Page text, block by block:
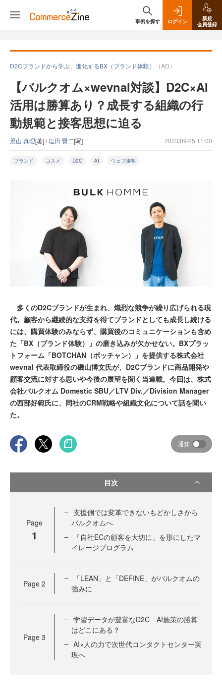
事例を探す ログイン
新規
会員登録
D2Cブランドから学ぶ、進化するBX（ブランド体験） （AD）
【バルクオム×wevnal対談】D2C×AI
活用は勝算あり？成長する組織の行
動規範と接客思想に迫る
景山 真理[著] /塩田 賢二[写] 2023/09/25 11:00
ブランド コスメ D2C AI ウェブ接客
多くのD2Cブランドが生まれ、熾烈な競争が繰り広げられる現
代。顧客から継続的な支持を得てブランドとしても成長し続ける
には、購買体験のみならず、購買後のコミュニケーションも含め
た「BX（ブランド体験）」の磨き込みが欠かせない。BXプラッ
トフォーム「BOTCHAN（ボッチャン）」を提供する株式会社
wevnal 代表取締役の磯山博文氏が、D2Cブランドに商品開発や
顧客交流に対する思いや今後の展望を聞く当連載。今回は、株式
会社バルクオム Domestic SBU／LTV Div.／Division Manager
の西部好範氏に、同社のCRM戦略や組織文化について話を聞い
た。
通知
目次
Page
1
支援側では変革できないもどかしさから
バルクオムへ
「自社ECの顧客を大切に」を形にしたマ
イレージプログラム
Page 2
「LEAN」と「DEFINE」がバルクオムの
強みに
Page 3
学習データが豊富なD2C AI施策の勝算
はどこにある？
AI×人の力で次世代コンタクトセンター実
現へ